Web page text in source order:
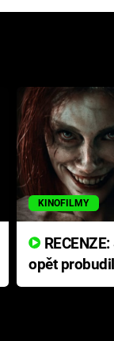
KINOFILMY
opět
přichází s